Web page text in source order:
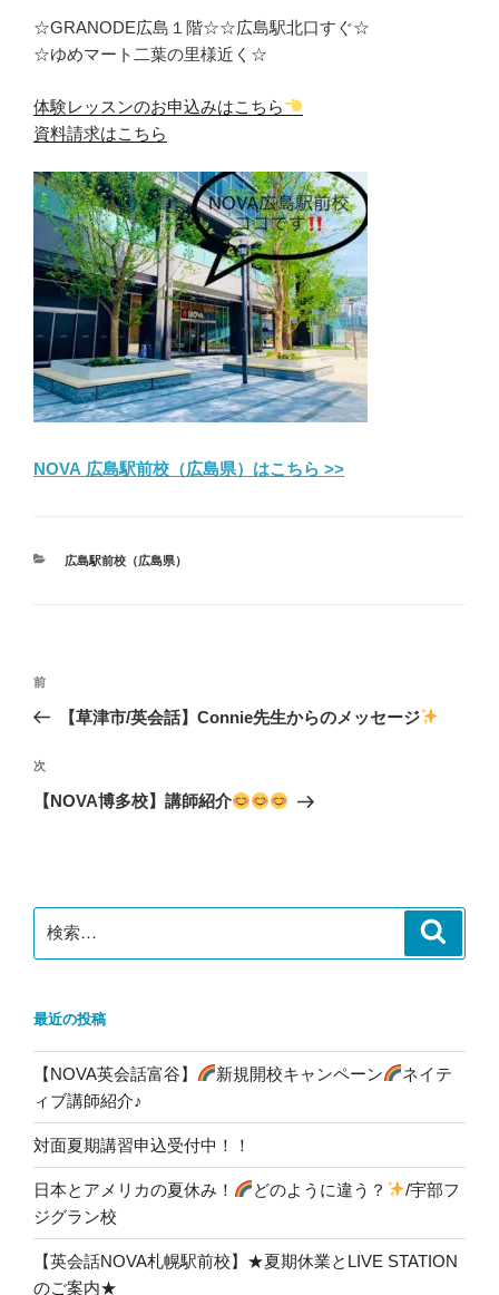
☆GRANODE広島１階☆☆広島駅北口すぐ☆
☆ゆめマート二葉の里様近く☆
体験レッスンのお申込みはこちら
資料請求はこちら
NOVA 広島駅前校（広島県）はこちら >>
カ
広島駅前校（広島県）
投
ビ
ゲ
ン
前
の
稿
前
【草津市/英会話】Connie先生からのメッセージ
次
の
次
【NOVA博多校】講師紹介
索:
最近の投稿
【NOVA英会話富谷】 新規開校キャンペーン
ネイテ
ィブ講師紹介♪
対面夏期講習申込受付中！！
日本とアメリカの夏休み！ どのように違う？
/宇部フ
ジグラン校
【英会話NOVA札幌駅前校】★夏期休業とLIVE STATION
のご案内★